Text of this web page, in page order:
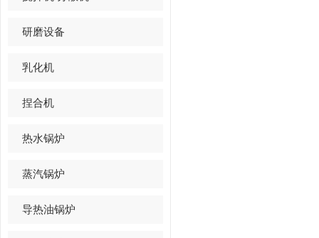
研磨设备
乳化机
捏合机
热水锅炉
蒸汽锅炉
导热油锅炉